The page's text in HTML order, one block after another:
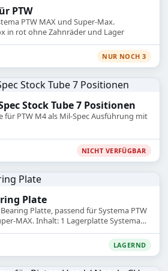
PTW
PTW MAX und Super-Max.
in rot ohne Zahnräder und Lager
NUR NOCH 3
Stock Tube 7 Positionen
für PTW M4 als Mil-Spec Ausführung mit
NICHT VERFÜGBAR
Plate
Platte, passend für Systema PTW
MAX. Inhalt: 1 Lagerplatte Systema
LAGERND